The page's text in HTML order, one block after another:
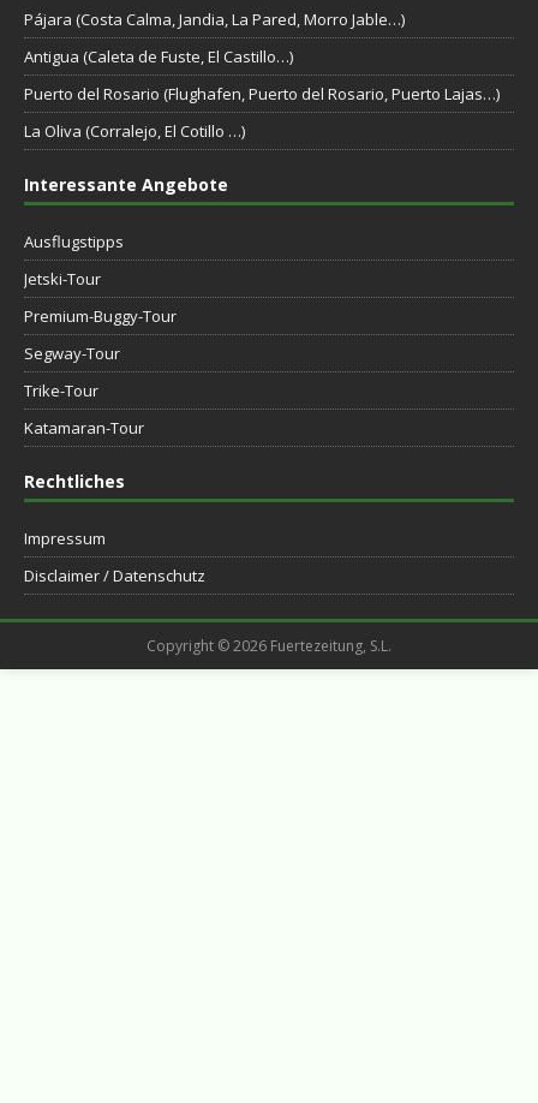
Pájara (Costa Calma, Jandia, La Pared, Morro Jable…)
Antigua (Caleta de Fuste, El Castillo…)
Puerto del Rosario (Flughafen, Puerto del Rosario, Puerto Lajas…)
La Oliva (Corralejo, El Cotillo …)
Interessante Angebote
Ausflugstipps
Jetski-Tour
Premium-Buggy-Tour
Segway-Tour
Trike-Tour
Katamaran-Tour
Rechtliches
Impressum
Disclaimer / Datenschutz
Copyright © 2026 Fuertezeitung, S.L.